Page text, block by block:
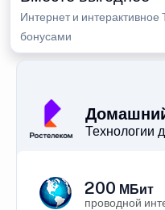
Интернет и
бонусами
Технологии
200 МБит
проводной